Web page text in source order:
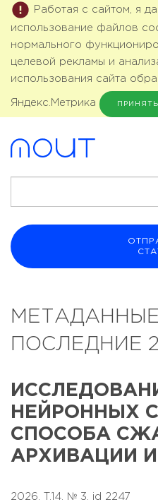
Работая с сайтом, я
использование файлов
нормального
целевой рекламы и
использования сайта
Яндекс.Метрика ПРИНЯТЬ
ПОСЛЕДНИЕ
НЕЙРОННЫХ
СПОСОБА
АРХИВАЦИИ
2026. T.14. № 3. id 2247